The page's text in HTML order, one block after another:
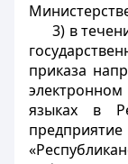
3) в
приказа
языках в
предприятие